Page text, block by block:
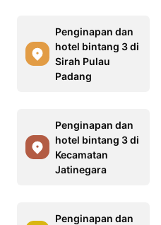
Penginapan dan
hotel bintang 3 di
Sirah Pulau
Padang
Penginapan dan
hotel bintang 3 di
Kecamatan
Jatinegara
Penginapan dan